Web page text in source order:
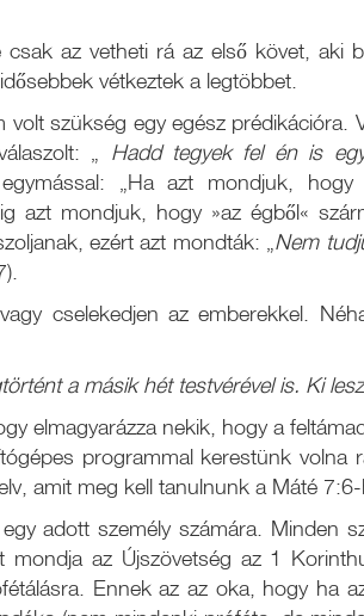
az vetheti rá az első követ, aki
vétkeztek a legtöbbet.
szükség egy egész
„ Hadd tegyek fel én is
„Ha azt mondjuk, hogy
azt mondjuk, hogy »az égből«
ezért azt mondták: „ Nem
cselekedjen az emberekkel.
a másik hét testvérével is. Ki
elmagyarázza nekik, hogy a
programmal kerestünk volna
amit meg kell tanulnunk a Máté 7:6-
adott személy számára. Minden
az Újszövetség az 1
Ennek az az oka, hogy ha